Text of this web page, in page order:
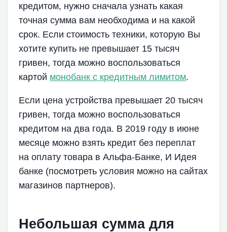
кредитом, нужно сначала узнать какая
точная сумма вам необходима и на какой
срок. Если стоимость техники, которую Вы
хотите купить не превышает 15 тысяч
гривен, тогда можно воспользоваться
картой монобанк с кредитным лимитом.
Если цена устройства превышает 20 тысяч
гривен, тогда можно воспользоваться
кредитом на два года. В 2019 году в июне
месяце можно взять кредит без переплат
на оплату товара в Альфа-Банке, И Идея
банке (посмотреть условия можно на сайтах
магазинов партнеров).
Небольшая сумма для